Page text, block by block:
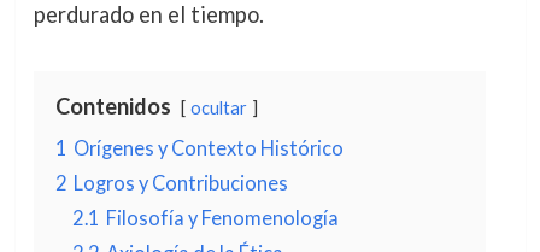
perdurado en el tiempo.
Contenidos ocultar
1 Orígenes y Contexto Histórico
2 Logros y Contribuciones
2.1 Filosofía y Fenomenología